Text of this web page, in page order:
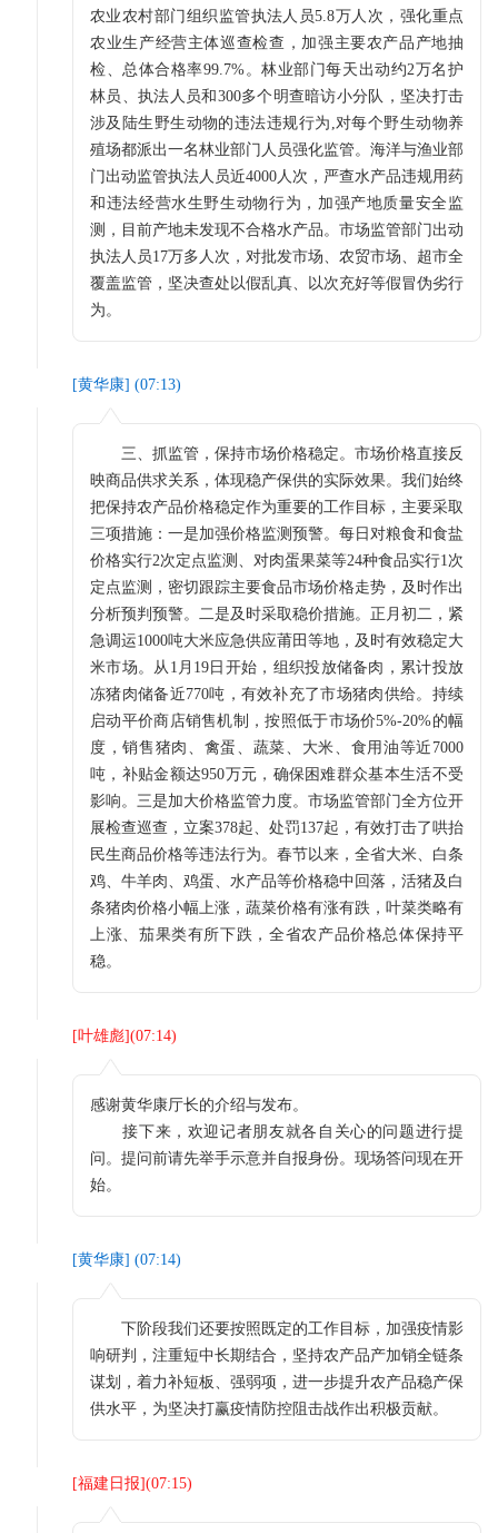
农业农村部门组织监管执法人员5.8万人次，强化重点
农业生产经营主体巡查检查，加强主要农产品产地抽
检、总体合格率99.7%。林业部门每天出动约2万名护
林员、执法人员和300多个明查暗访小分队，坚决打击
涉及陆生野生动物的违法违规行为,对每个野生动物养
殖场都派出一名林业部门人员强化监管。海洋与渔业部
门出动监管执法人员近4000人次，严查水产品违规用药
和违法经营水生野生动物行为，加强产地质量安全监
测，目前产地未发现不合格水产品。市场监管部门出动
执法人员17万多人次，对批发市场、农贸市场、超市全
覆盖监管，坚决查处以假乱真、以次充好等假冒伪劣行
为。
[黄华康] (07:13)
三、抓监管，保持市场价格稳定。市场价格直接反
映商品供求关系，体现稳产保供的实际效果。我们始终
把保持农产品价格稳定作为重要的工作目标，主要采取
三项措施：一是加强价格监测预警。每日对粮食和食盐
价格实行2次定点监测、对肉蛋果菜等24种食品实行1次
定点监测，密切跟踪主要食品市场价格走势，及时作出
分析预判预警。二是及时采取稳价措施。正月初二，紧
急调运1000吨大米应急供应莆田等地，及时有效稳定大
米市场。从1月19日开始，组织投放储备肉，累计投放
冻猪肉储备近770吨，有效补充了市场猪肉供给。持续
启动平价商店销售机制，按照低于市场价5%-20%的幅
度，销售猪肉、禽蛋、蔬菜、大米、食用油等近7000
吨，补贴金额达950万元，确保困难群众基本生活不受
影响。三是加大价格监管力度。市场监管部门全方位开
展检查巡查，立案378起、处罚137起，有效打击了哄抬
民生商品价格等违法行为。春节以来，全省大米、白条
鸡、牛羊肉、鸡蛋、水产品等价格稳中回落，活猪及白
条猪肉价格小幅上涨，蔬菜价格有涨有跌，叶菜类略有
上涨、茄果类有所下跌，全省农产品价格总体保持平
稳。
[叶雄彪](07:14)
感谢黄华康厅长的介绍与发布。
接下来，欢迎记者朋友就各自关心的问题进行提
问。提问前请先举手示意并自报身份。现场答问现在开
始。
[黄华康] (07:14)
下阶段我们还要按照既定的工作目标，加强疫情影
响研判，注重短中长期结合，坚持农产品产加销全链条
谋划，着力补短板、强弱项，进一步提升农产品稳产保
供水平，为坚决打赢疫情防控阻击战作出积极贡献。
[福建日报](07:15)